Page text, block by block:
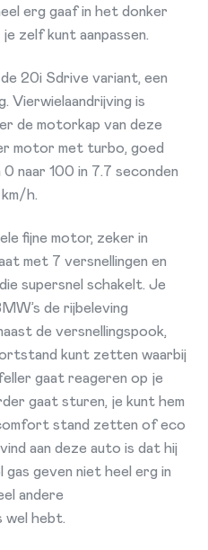
erg gaaf in het donker
zelf kunt aanpassen.
20i Sdrive variant, een
Vierwielaandrijving is
de motorkap van deze
motor met turbo, goed
naar 100 in 7.7 seconden
h.
fijne motor, zeker in
met 7 versnellingen en
supersnel schakelt. Je
de rijbeleving
de versnellingspook,
kunt zetten waarbij
gaat reageren op je
gaat sturen, je kunt hem
stand zetten of eco
aan deze auto is dat hij
geven niet heel erg in
andere
wel hebt.